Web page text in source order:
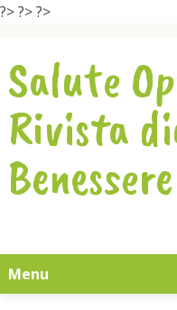
?>?>?>
Salute
Rivista
Benessere
Menu